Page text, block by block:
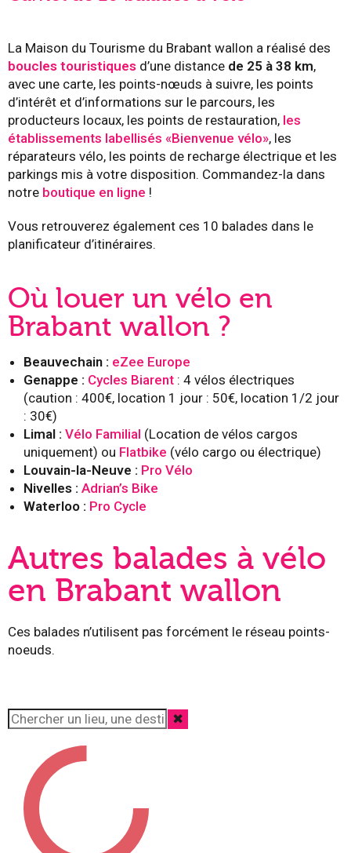
La Maison du Tourisme du Brabant wallon a réalisé des
boucles touristiques d’une distance de 25 à 38 km,
avec une carte, les points-nœuds à suivre, les points
d’intérêt et d’informations sur le parcours, les
producteurs locaux, les points de restauration, les
établissements labellisés «Bienvenue vélo», les
réparateurs vélo, les points de recharge électrique et les
parkings mis à votre disposition. Commandez-la dans
notre boutique en ligne !
Vous retrouverez également ces 10 balades dans le
planificateur d’itinéraires.
Où louer un vélo en
Brabant wallon ?
Beauvechain : eZee Europe
Genappe : Cycles Biarent : 4 vélos électriques
(caution : 400€, location 1 jour : 50€, location 1/2 jour
: 30€)
Limal : Vélo Familial (Location de vélos cargos
uniquement) ou Flatbike (vélo cargo ou électrique)
Louvain-la-Neuve : Pro Vélo
Nivelles : Adrian’s Bike
Waterloo : Pro Cycle
Autres balades à vélo
en Brabant wallon
Ces balades n’utilisent pas forcément le réseau points-
noeuds.
✖